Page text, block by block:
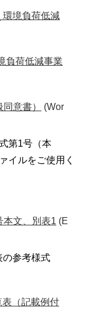
環境負荷低減
負荷低減事業
意書）
(Wor
第1号（本
イルをご使用く
本文、別表1 (E
の参考様式
表（記載例付